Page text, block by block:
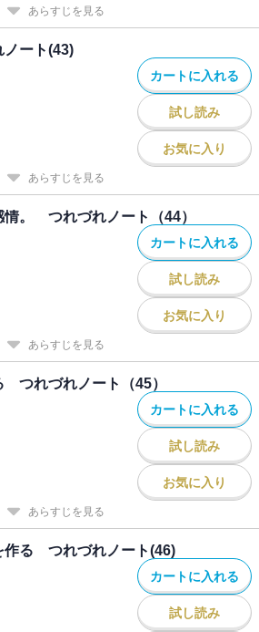
あらすじを見る
ート(43)
カートに入れる
試し読み
お気に入り
あらすじを見る
情。 つれづれノート（44）
カートに入れる
試し読み
お気に入り
あらすじを見る
つれづれノート（45）
カートに入れる
試し読み
お気に入り
あらすじを見る
作る つれづれノート(46)
カートに入れる
試し読み